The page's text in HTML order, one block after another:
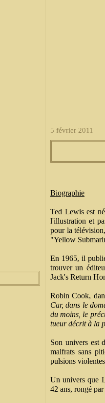
5 février 2011
Biographie
Ted Lewis est
l'illustration et
pour la
"Yellow
En 1965, il
trouver un
Jack's Return
Robin Cook,
Car, dans le
du moins, le
tueur décrit à la
Son univers est
malfrats sans
pulsions
Un univers que
42 ans, rongé